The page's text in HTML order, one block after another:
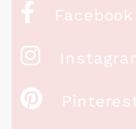
 Facebook

